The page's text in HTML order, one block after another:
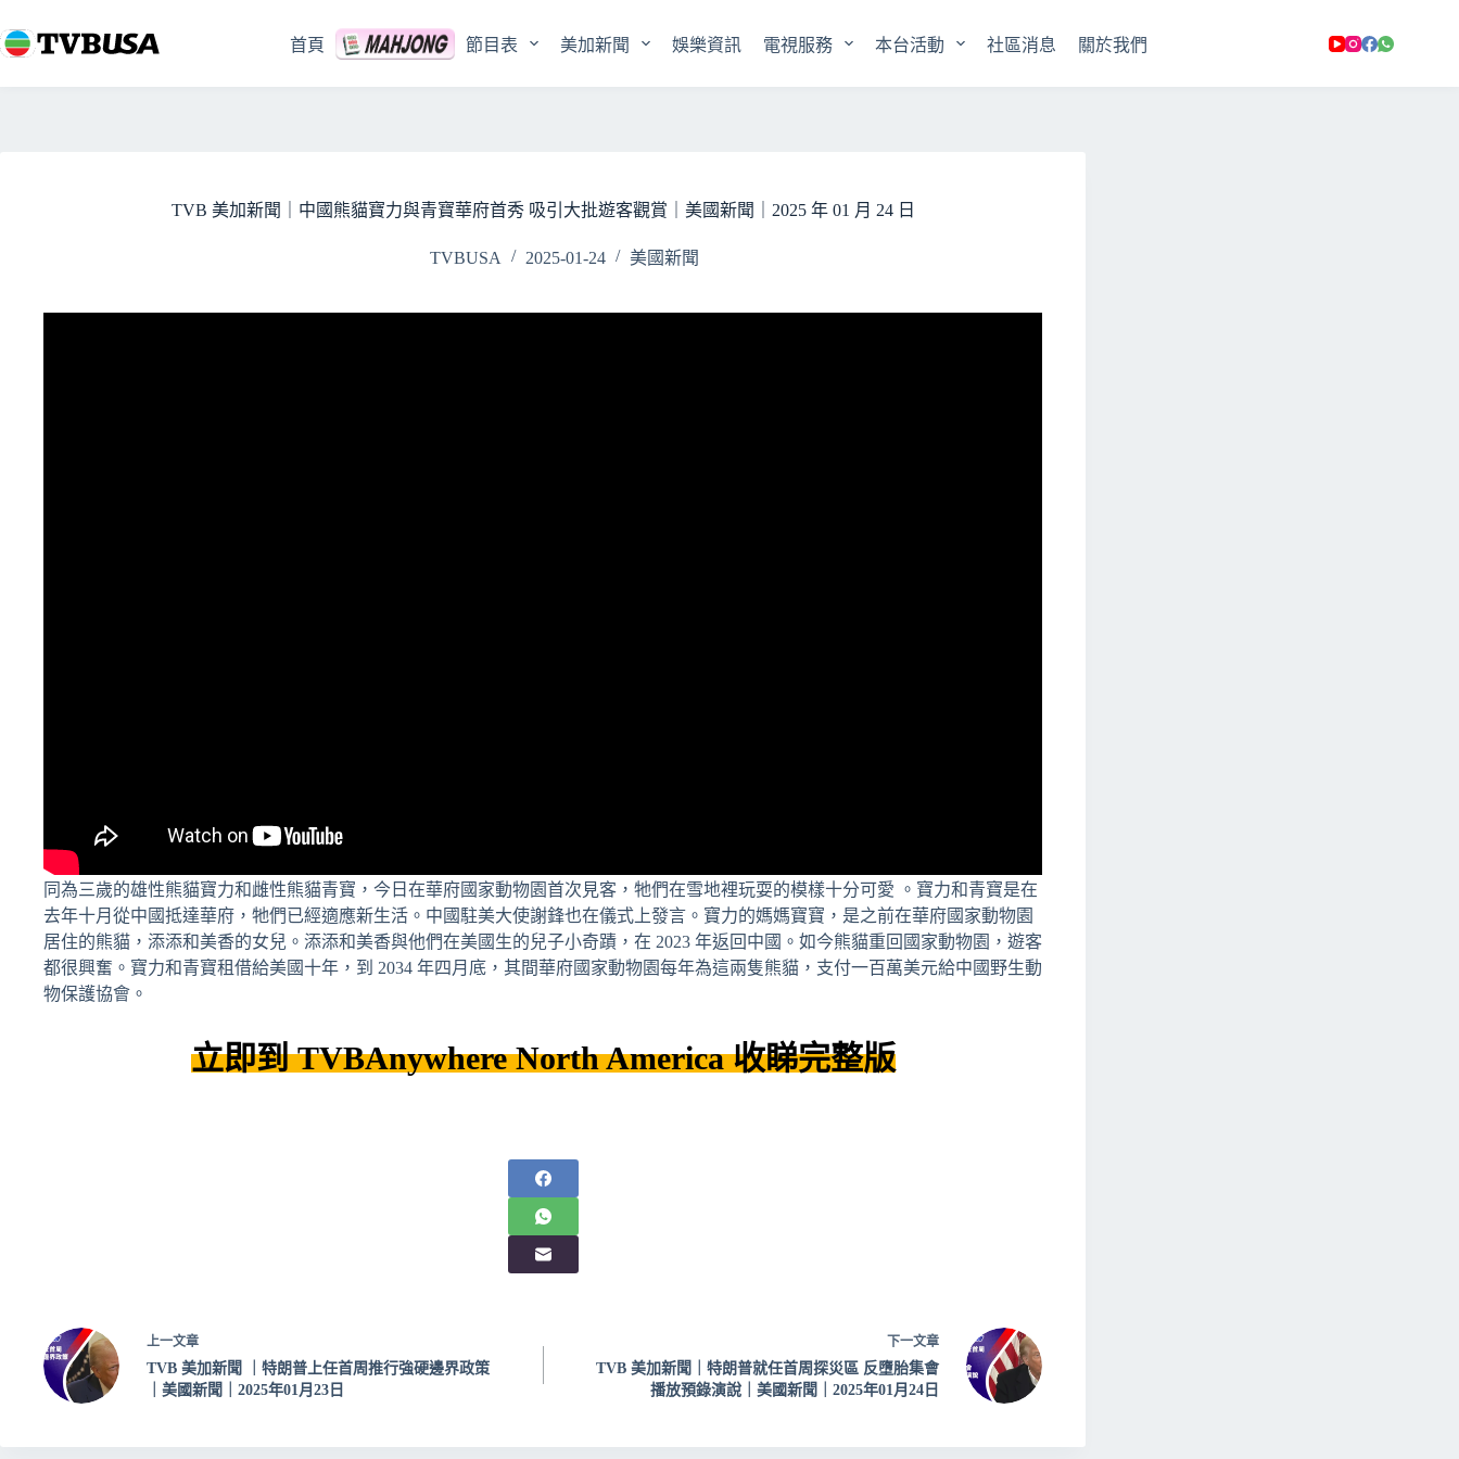
至
要
首頁 節目表 美加新聞 娛樂資訊 電視服務 本台活動 社區消息 關於我們
TVB 美加新聞｜中國熊貓寶力與青寶華府首秀 吸引大批遊客觀賞｜美國新聞｜2025 年 01 月 24 日
TVBUSA 2025-01-24 美國新聞
同為三歲的雄性熊貓寶力和雌性熊貓青寶，今日在華府國家動物園首次見客，牠們在雪地裡玩耍的模樣十分可愛 。寶力和青寶是在
去年十月從中國抵達華府，牠們已經適應新生活。中國駐美大使謝鋒也在儀式上發言。寶力的媽媽寶寶，是之前在華府國家動物園
居住的熊貓，添添和美香的女兒。添添和美香與他們在美國生的兒子小奇蹟，在 2023 年返回中國。如今熊貓重回國家動物園，遊客
都很興奮。寶力和青寶租借給美國十年，到 2034 年四月底，其間華府國家動物園每年為這兩隻熊貓，支付一百萬美元給中國野生動
物保護協會。
立即到 TVBAnywhereNorth America 收睇完整版
上一文章
TVB 美加新聞 ｜特朗普上任首周推行強硬邊界政策
｜美國新聞｜2025年01月23日
下一文章
TVB 美加新聞｜特朗普就任首周探災區 反墮胎集會
播放預錄演說｜美國新聞｜2025年01月24日